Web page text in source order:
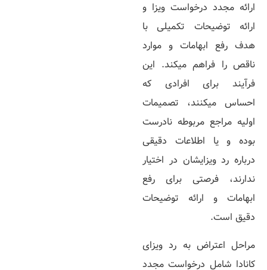
ارائه مجدد درخواست ویزا و
ارائه توضیحات تکمیلی با
هدف رفع ابهامات و موارد
ناقص را فراهم می­کند. این
فرآیند برای افرادی که
احساس می­کنند، تصمیمات
اولیه مراجع مربوطه نادرست
بوده و یا اطلاعات دقیقی
درباره رد ویزایشان در اختیار
ندارند، فرصتی برای رفع
ابهامات و ارائه توضیحات
دقیق است.
مراحل اعتراض به رد ویزای
کانادا شامل درخواست مجدد